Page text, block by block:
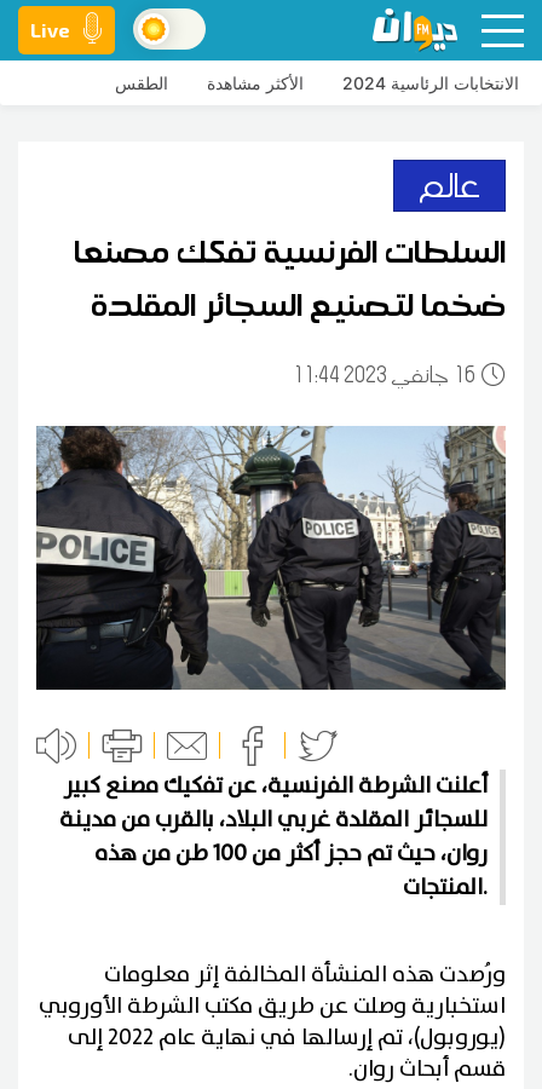
Live
الانتخابات الرئاسية 2024 الأكثر مشاهدة الطقس
عالم
السلطات الفرنسية تفكك مصنعا
ضخما لتصنيع السجائر المقلدة
16 11:44 2023 جانفي
أعلنت الشرطة الفرنسية، عن تفكيك مصنع كبير
للسجائر المقلدة غربي البلاد، بالقرب من مدينة
روان، حيث تم حجز أكثر من 100 طن من هذه
المنتجات.
ورُصدت هذه المنشأة المخالفة إثر معلومات
استخبارية وصلت عن طريق مكتب الشرطة الأوروبي
(يوروبول)، تم إرسالها في نهاية عام 2022 إلى
قسم أبحاث روان.